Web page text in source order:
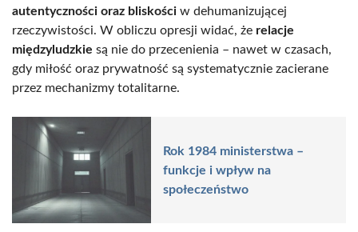
autentyczności oraz bliskości w dehumanizującej
rzeczywistości. W obliczu opresji widać, że relacje
międzyludzkie są nie do przecenienia – nawet w czasach,
gdy miłość oraz prywatność są systematycznie zacierane
przez mechanizmy totalitarne.
Rok 1984 ministerstwa –
funkcje i wpływ na
społeczeństwo